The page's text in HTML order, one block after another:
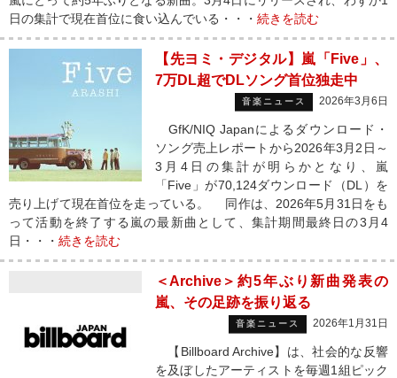
日の集計で現在首位に食い込んでいる・・・ 続きを読む
【先ヨミ・デジタル】嵐「Five」、
7万DL超でDLソング首位独走中
音楽ニュース 2026年3月6日
GfK/NIQ Japanによるダウンロード・
ソング売上レポートから2026年3月2日～
3月4日の集計が明らかとなり、嵐
「Five」が70,124ダウンロード（DL）を
売り上げて現在首位を走っている。 同作は、2026年5月31日をも
って活動を終了する嵐の最新曲として、集計期間最終日の3月4
日・・・ 続きを読む
＜Archive＞約5年ぶり新曲発表の
嵐、その足跡を振り返る
音楽ニュース 2026年1月31日
【Billboard Archive】は、社会的な反響
を及ぼしたアーティストを毎週1組ピック